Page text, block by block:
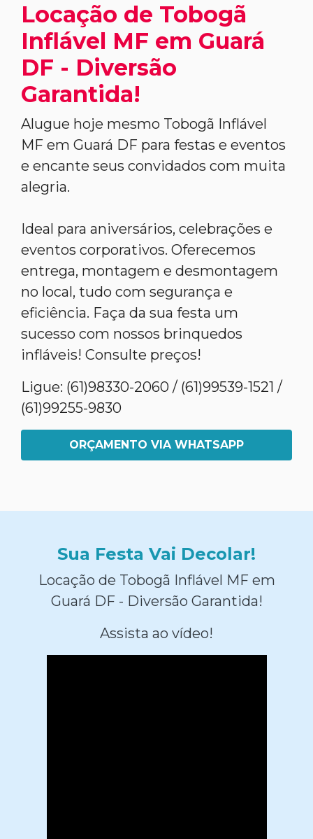
Locação de Tobogã
Inflável MF em Guará
DF - Diversão
Garantida!
Alugue hoje mesmo Tobogã Inflável
MF em Guará DF para festas e eventos
e encante seus convidados com muita
alegria.
Ideal para aniversários, celebrações e
eventos corporativos. Oferecemos
entrega, montagem e desmontagem
no local, tudo com segurança e
eficiência. Faça da sua festa um
sucesso com nossos brinquedos
infláveis! Consulte preços!
Ligue: (61)98330-2060 / (61)99539-1521 /
(61)99255-9830
ORÇAMENTO VIA WHATSAPP
Sua Festa Vai Decolar!
Locação de Tobogã Inflável MF em
Guará DF - Diversão Garantida!
Assista ao vídeo!